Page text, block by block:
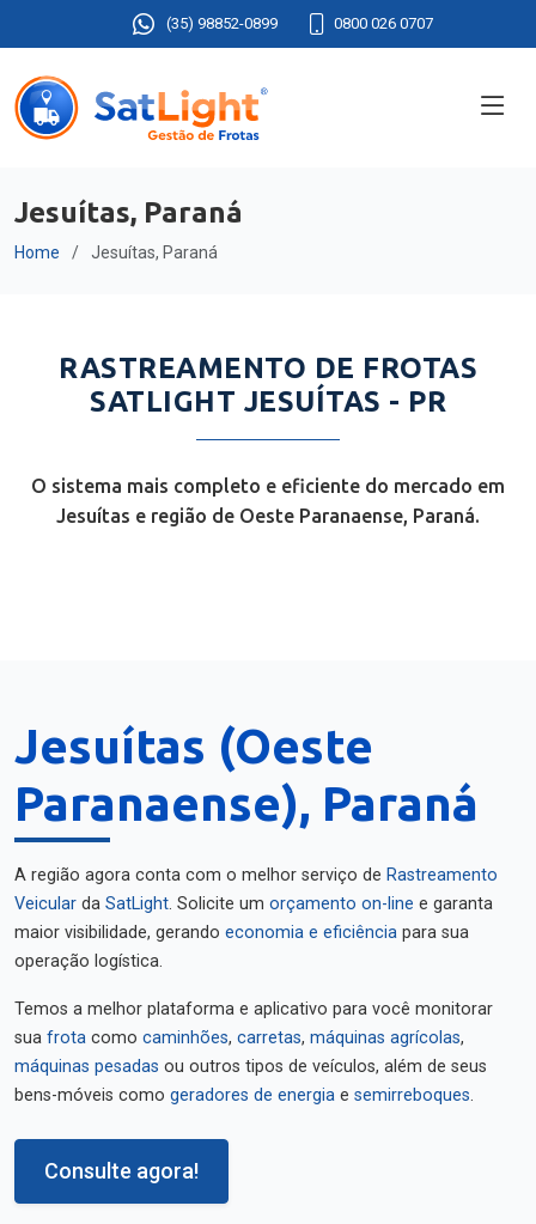
(35) 98852-0899 0800 026 0707
Jesuítas, Paraná
Home Jesuítas, Paraná
RASTREAMENTO DE FROTAS
SATLIGHT JESUÍTAS - PR
O sistema mais completo e eficiente do mercado em
Jesuítas e região de Oeste Paranaense, Paraná.
Jesuítas (Oeste
Paranaense), Paraná
A região agora conta com o melhor serviço de Rastreamento
Veicular da SatLight. Solicite um orçamento on-line e garanta
maior visibilidade, gerando economia e eficiência para sua
operação logística.
Temos a melhor plataforma e aplicativo para você monitorar
sua frota como caminhões, carretas, máquinas agrícolas,
máquinas pesadas ou outros tipos de veículos, além de seus
bens-móveis como geradores de energia e semirreboques.
Consulte agora!